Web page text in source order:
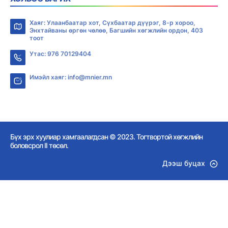
Хаяг: Улаанбаатар хот, Сүхбаатар дүүрэг, 8-р хороо,
Энхтайваны өргөн чөлөө, Багшийн хөгжлийн ордон, 403
тоот
Утас: 976 70129404
Имэйл хаяг: info@mnier.mn
Бүх эрх хуулиар хамгаалагдсан © 2023. Тогтвортой хөгжлийн
боловсрол II төсөл.
Дээш буцах